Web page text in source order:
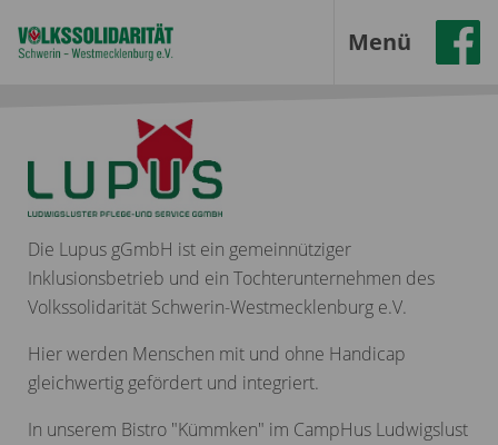
Menü
Die Lupus gGmbH ist ein gemeinnütziger
Inklusionsbetrieb und ein Tochterunternehmen des
Volkssolidarität Schwerin-Westmecklenburg e.V.
Hier werden Menschen mit und ohne Handicap
gleichwertig gefördert und integriert.
In unserem Bistro "Kümmken" im CampHus Ludwigslust